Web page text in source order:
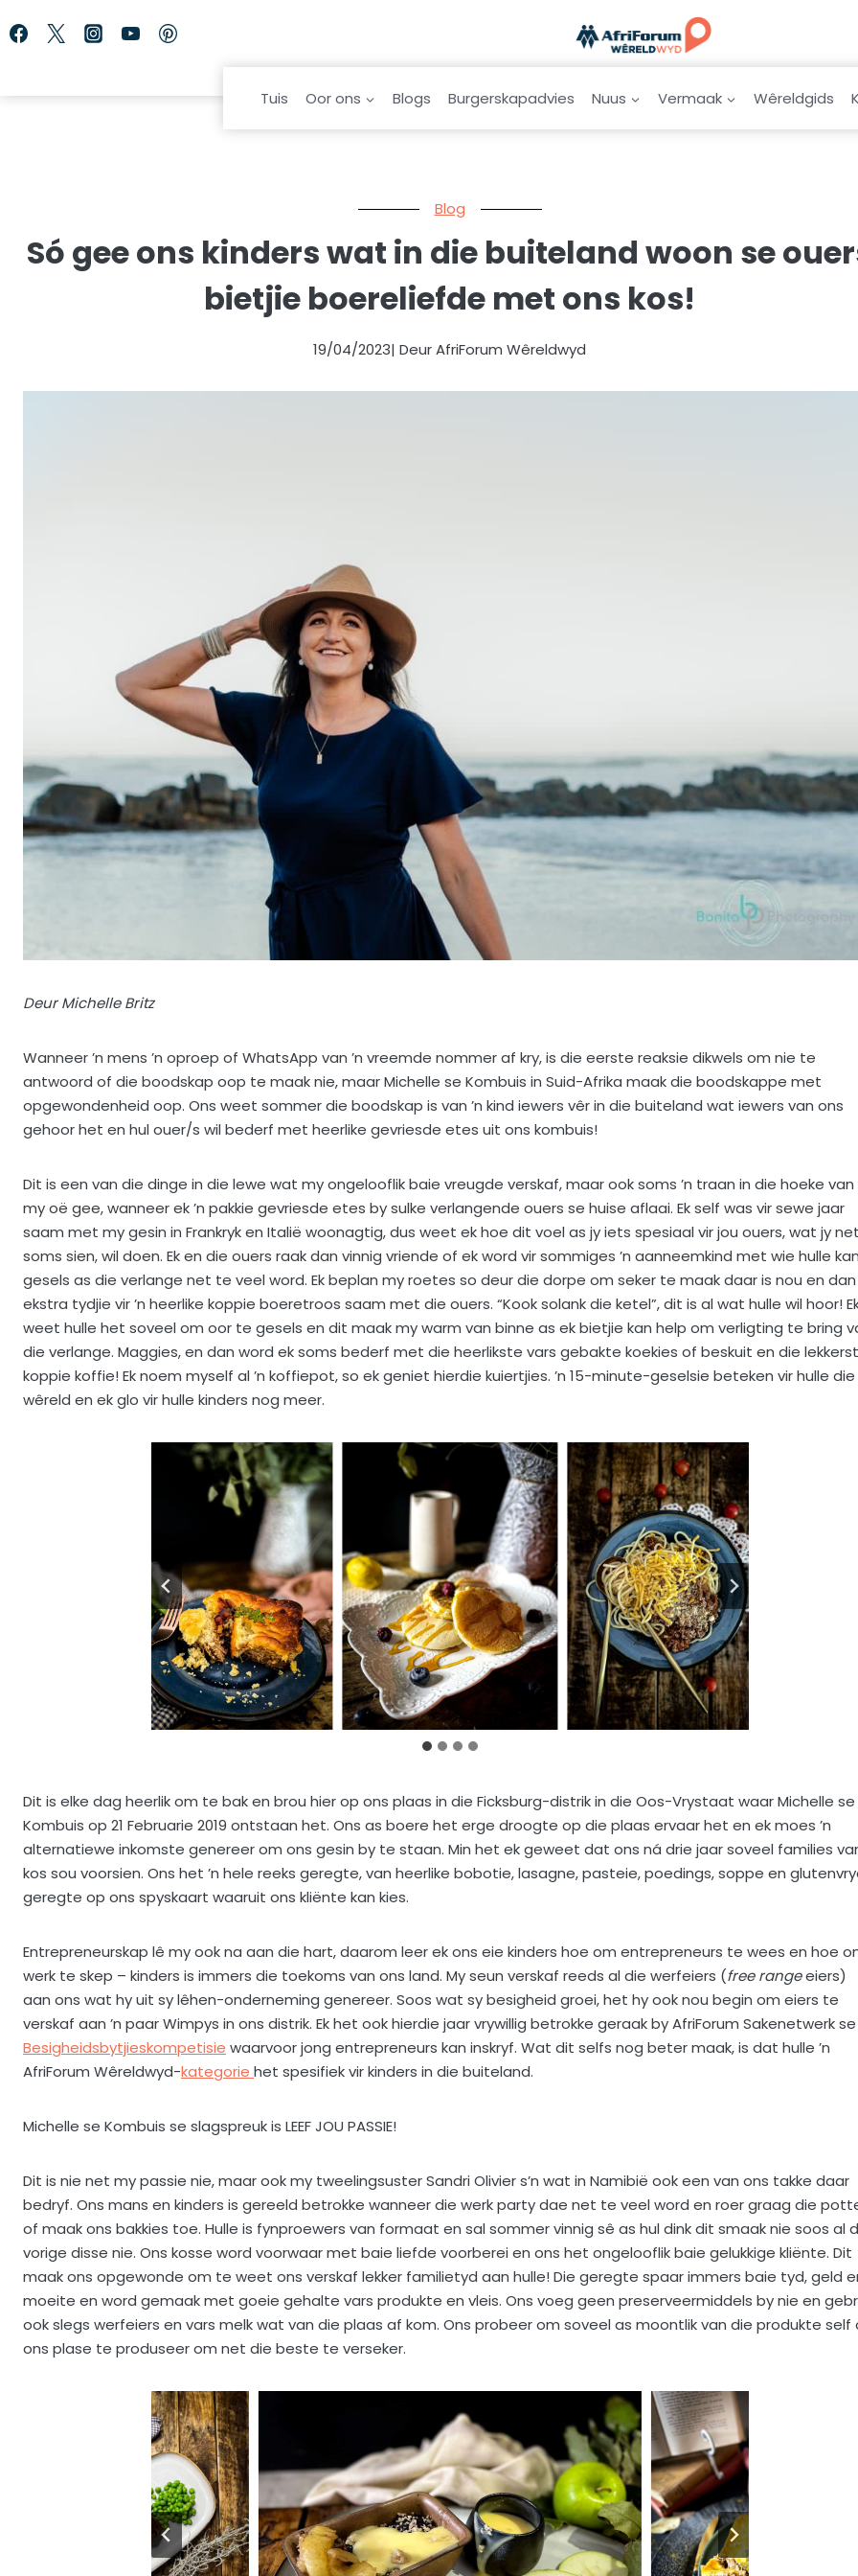
to
Tuis Oor ons Blogs Burgerskapadvies Nuus Vermaak Wêreldgids
Blog
Só gee ons kinders wat in die buiteland woon se
bietjie boereliefde met ons kos!
19/04/2023| Deur AfriForum Wêreldwyd
Deur Michelle Britz
Wanneer ’n mens ’n oproep of WhatsApp van ’n vreemde nommer af kry, is die eerste reaksie dikwels om nie te
antwoord of die boodskap oop te maak nie, maar Michelle se Kombuis in Suid-Afrika maak die boodskappe met
opgewondenheid oop. Ons weet sommer die boodskap is van ’n kind iewers vêr in die buiteland wat iewers van ons
gehoor het en hul ouer/s wil bederf met heerlike gevriesde etes uit ons kombuis!
Dit is een van die dinge in die lewe wat my ongelooflik baie vreugde verskaf, maar ook soms ’n traan in die hoeke van
my oë gee, wanneer ek ’n pakkie gevriesde etes by sulke verlangende ouers se huise aflaai. Ek self was vir sewe jaar
saam met my gesin in Frankryk en Italië woonagtig, dus weet ek hoe dit voel as jy iets spesiaal vir jou ouers, wat jy net
soms sien, wil doen. Ek en die ouers raak dan vinnig vriende of ek word vir sommiges ’n aanneemkind met wie hulle kan
gesels as die verlange net te veel word. Ek beplan my roetes so deur die dorpe om seker te maak daar is nou en dan
ekstra tydjie vir ’n heerlike koppie boeretroos saam met die ouers. “Kook solank die ketel”, dit is al wat hulle wil hoor!
weet hulle het soveel om oor te gesels en dit maak my warm van binne as ek bietjie kan help om verligting te bring
die verlange. Maggies, en dan word ek soms bederf met die heerlikste vars gebakte koekies of beskuit en die
koppie koffie! Ek noem myself al ’n koffiepot, so ek geniet hierdie kuiertjies. ’n 15-minute-geselsie beteken vir hulle die
wêreld en ek glo vir hulle kinders nog meer.
Dit is elke dag heerlik om te bak en brou hier op ons plaas in die Ficksburg-distrik in die Oos-Vrystaat waar Michelle se
Kombuis op 21 Februarie 2019 ontstaan het. Ons as boere het erge droogte op die plaas ervaar het en ek moes ’n
alternatiewe inkomste genereer om ons gesin by te staan. Min het ek geweet dat ons ná drie jaar soveel families
kos sou voorsien. Ons het ’n hele reeks geregte, van heerlike bobotie, lasagne, pasteie, poedings, soppe en
geregte op ons spyskaart waaruit ons kliënte kan kies.
Entrepreneurskap lê my ook na aan die hart, daarom leer ek ons eie kinders hoe om entrepreneurs te wees en hoe
werk te skep – kinders is immers die toekoms van ons land. My seun verskaf reeds al die werfeiers (free rangeeiers)
aan ons wat hy uit sy lêhen-onderneming genereer. Soos wat sy besigheid groei, het hy ook nou begin om eiers te
verskaf aan ’n paar Wimpys in ons distrik. Ek het ook hierdie jaar vrywillig betrokke geraak by AfriForum Sakenetwerk se
Besigheidsbytjieskompetisie waarvoor jong entrepreneurs kan inskryf. Wat dit selfs nog beter maak, is dat hulle ’n
AfriForum Wêreldwyd-kategorie het spesifiek vir kinders in die buiteland.
Michelle se Kombuis se slagspreuk is LEEF JOU PASSIE!
Dit is nie net my passie nie, maar ook my tweelingsuster Sandri Olivier s’n wat in Namibië ook een van ons takke daar
bedryf. Ons mans en kinders is gereeld betrokke wanneer die werk party dae net te veel word en roer graag die
of maak ons bakkies toe. Hulle is fynproewers van formaat en sal sommer vinnig sê as hul dink dit smaak nie soos al
vorige disse nie. Ons kosse word voorwaar met baie liefde voorberei en ons het ongelooflik baie gelukkige kliënte. Dit
maak ons opgewonde om te weet ons verskaf lekker familietyd aan hulle! Die geregte spaar immers baie tyd, geld
moeite en word gemaak met goeie gehalte vars produkte en vleis. Ons voeg geen preserveermiddels by nie en
ook slegs werfeiers en vars melk wat van die plaas af kom. Ons probeer om soveel as moontlik van die produkte self
ons plase te produseer om net die beste te verseker.